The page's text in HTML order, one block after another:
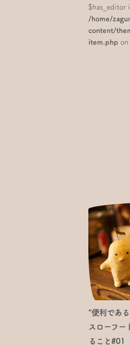
$has_editor
/home/
content/
item.php on
“便利であ
スローフー
ること#01